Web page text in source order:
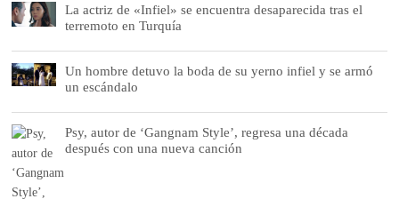
La actriz de «Infiel» se encuentra desaparecida tras el
terremoto en Turquía
Un hombre detuvo la boda de su yerno infiel y se armó
un escándalo
Psy, autor de ‘Gangnam Style’, regresa una década
después con una nueva canción